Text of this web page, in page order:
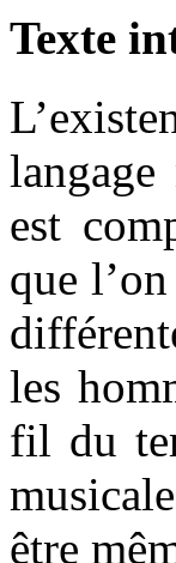
Texte
est
que
les
fil du
être